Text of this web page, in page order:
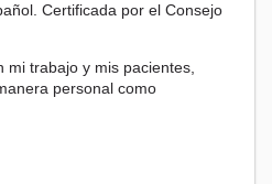
Certificada por el Consejo
mi trabajo y mis pacientes,
personal como